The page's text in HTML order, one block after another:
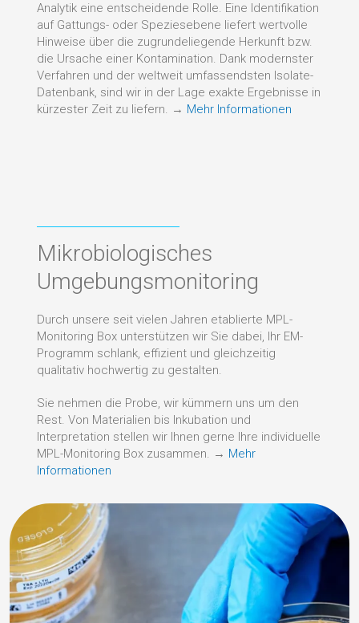
Analytik eine entscheidende Rolle. Eine Identifikation
auf Gattungs- oder Speziesebene liefert wertvolle
Hinweise über die zugrundeliegende Herkunft bzw.
die Ursache einer Kontamination. Dank modernster
Verfahren und der weltweit umfassendsten Isolate-
Datenbank, sind wir in der Lage exakte Ergebnisse in
kürzester Zeit zu liefern. → Mehr Informationen
Mikrobiologisches
Umgebungsmonitoring
Durch unsere seit vielen Jahren etablierte MPL-
Monitoring Box unterstützen wir Sie dabei, Ihr EM-
Programm schlank, effizient und gleichzeitig
qualitativ hochwertig zu gestalten.
Sie nehmen die Probe, wir kümmern uns um den
Rest. Von Materialien bis Inkubation und
Interpretation stellen wir Ihnen gerne Ihre individuelle
MPL-Monitoring Box zusammen. → Mehr
Informationen